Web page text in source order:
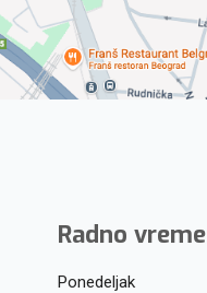
Radno vreme
Ponedeljak